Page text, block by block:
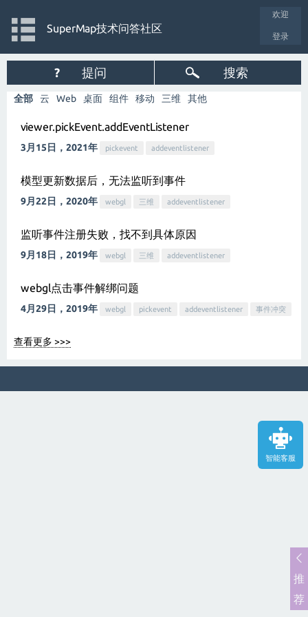
智能客服
欢迎
登录
SuperMap技术问答社区
? 提问 搜索
全部 云 Web 桌面 组件 移动 三维 其他
viewer.pickEvent.addEventListener
3月15日，2021年 pickevent addeventlistener
模型更新数据后，无法监听到事件
9月22日，2020年 webgl 三维 addeventlistener
监听事件注册失败，找不到具体原因
9月18日，2019年 webgl 三维 addeventlistener
webgl点击事件解绑问题
4月29日，2019年 webgl pickevent addeventlistener 事件冲突
查看更多 >>>